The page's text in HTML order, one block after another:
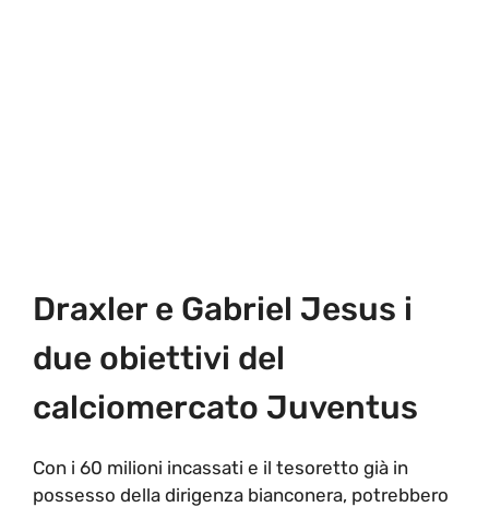
Draxler e Gabriel Jesus i
due obiettivi del
calciomercato Juventus
Con i 60 milioni incassati e il tesoretto già in
possesso della dirigenza bianconera, potrebbero